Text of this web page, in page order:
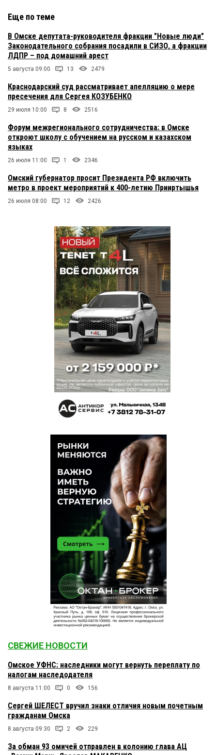
Еще по теме
В Омске депутата-руководителя фракции "Новые люди"
Законодательного собрания посадили в СИЗО, а фракции
ЛДПР – под домашний арест
5 августа 09:00 13 2479
Краснодарский суд рассматривает апелляцию о мере
пресечения для Сергея КОЗУБЕНКО
29 июля 10:00 8 2516
Форум межрегионального сотрудничества: в Омске
откроют школу с обучением на русском и казахском
языках
26 июля 11:00 1 2346
Омский губернатор просит Президента РФ включить
метро в проект мероприятий к 400-летию Прииртышья
26 июля 08:00 12 2426
СВЕЖИЕ НОВОСТИ
Омское УФНС: наследники могут вернуть переплату по
налогам наследодателя
8 августа 11:00 0 156
Сергей ШЕЛЕСТ вручил знаки отличия новым почетным
гражданам Омска
8 августа 09:30 2 229
За обман 93 омичей отправлен в колонию глава АЦ